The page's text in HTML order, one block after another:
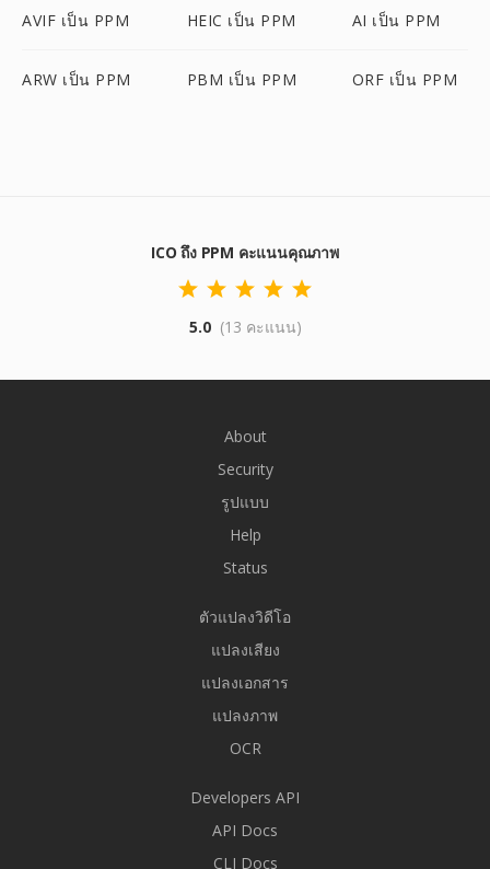
AVIF เป็น PPM HEIC เป็น PPM AI เป็น PPM
ARW เป็น PPM PBM เป็น PPM ORF เป็น PPM
ICO ถึง PPM คะแนนคุณภาพ
5.0 (13 คะแนน)
About
Security
รูปแบบ
Help
Status
ตัวแปลงวิดีโอ
แปลงเสียง
แปลงเอกสาร
แปลงภาพ
OCR
Developers API
API Docs
CLI Docs